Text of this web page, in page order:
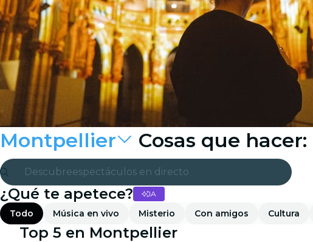
Montpellier Cosas que
Descubreespectáculos en directo
Madrid
candlelight
¿Qué te apetece? IA
Todo Música en vivo Misterio Con amigos Cultura
Top 5 en Montpellier